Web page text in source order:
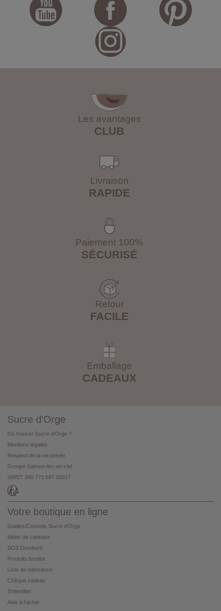
Les avantages
CLUB
Livraison
RAPIDE
Paiement 100%
SÉCURISÉ
Retour
FACILE
Emballage
CADEAUX
Sucre d'Orge
Où trouver Sucre d'Orge ?
Mentions légales
Respect de la vie privée
Groupe Salmon Arc-en-ciel
SIRET 349 773 697 00017
Votre boutique en ligne
Guides/Conseils Sucre d'Orge
Idées de cadeaux
SOS Doudou®
Produits brodés
Liste de naissance
Chèque cadeau
S'identifier
Aide à l'achat